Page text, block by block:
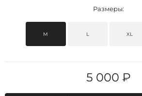
Размеры:
M L XL
5 000 ₽